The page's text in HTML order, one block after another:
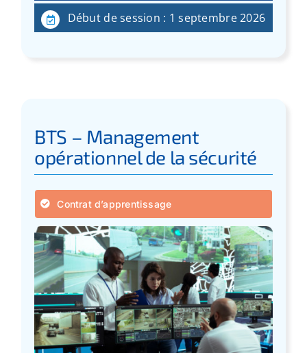
Début de session : 1 septembre 2026
BTS – Management
opérationnel de la sécurité
Contrat d’apprentissage